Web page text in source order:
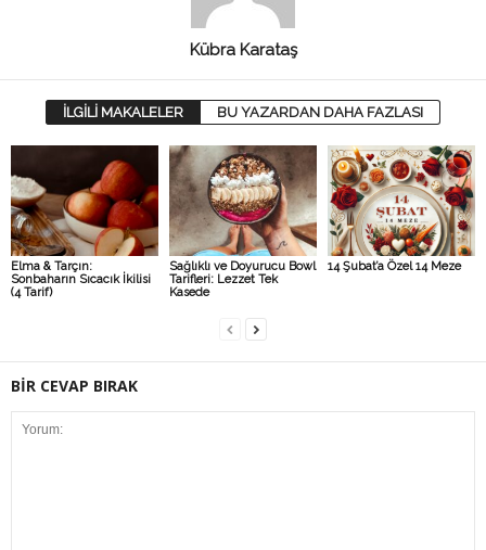
Kübra Karataş
İLGİLİ MAKALELER BU YAZARDAN DAHA FAZLASI
Elma & Tarçın:
Sonbaharın Sıcacık İkilisi
(4 Tarif)
Sağlıklı ve Doyurucu Bowl
Tarifleri: Lezzet Tek
Kasede
14 Şubat’a Özel 14 Meze
BİR CEVAP BIRAK